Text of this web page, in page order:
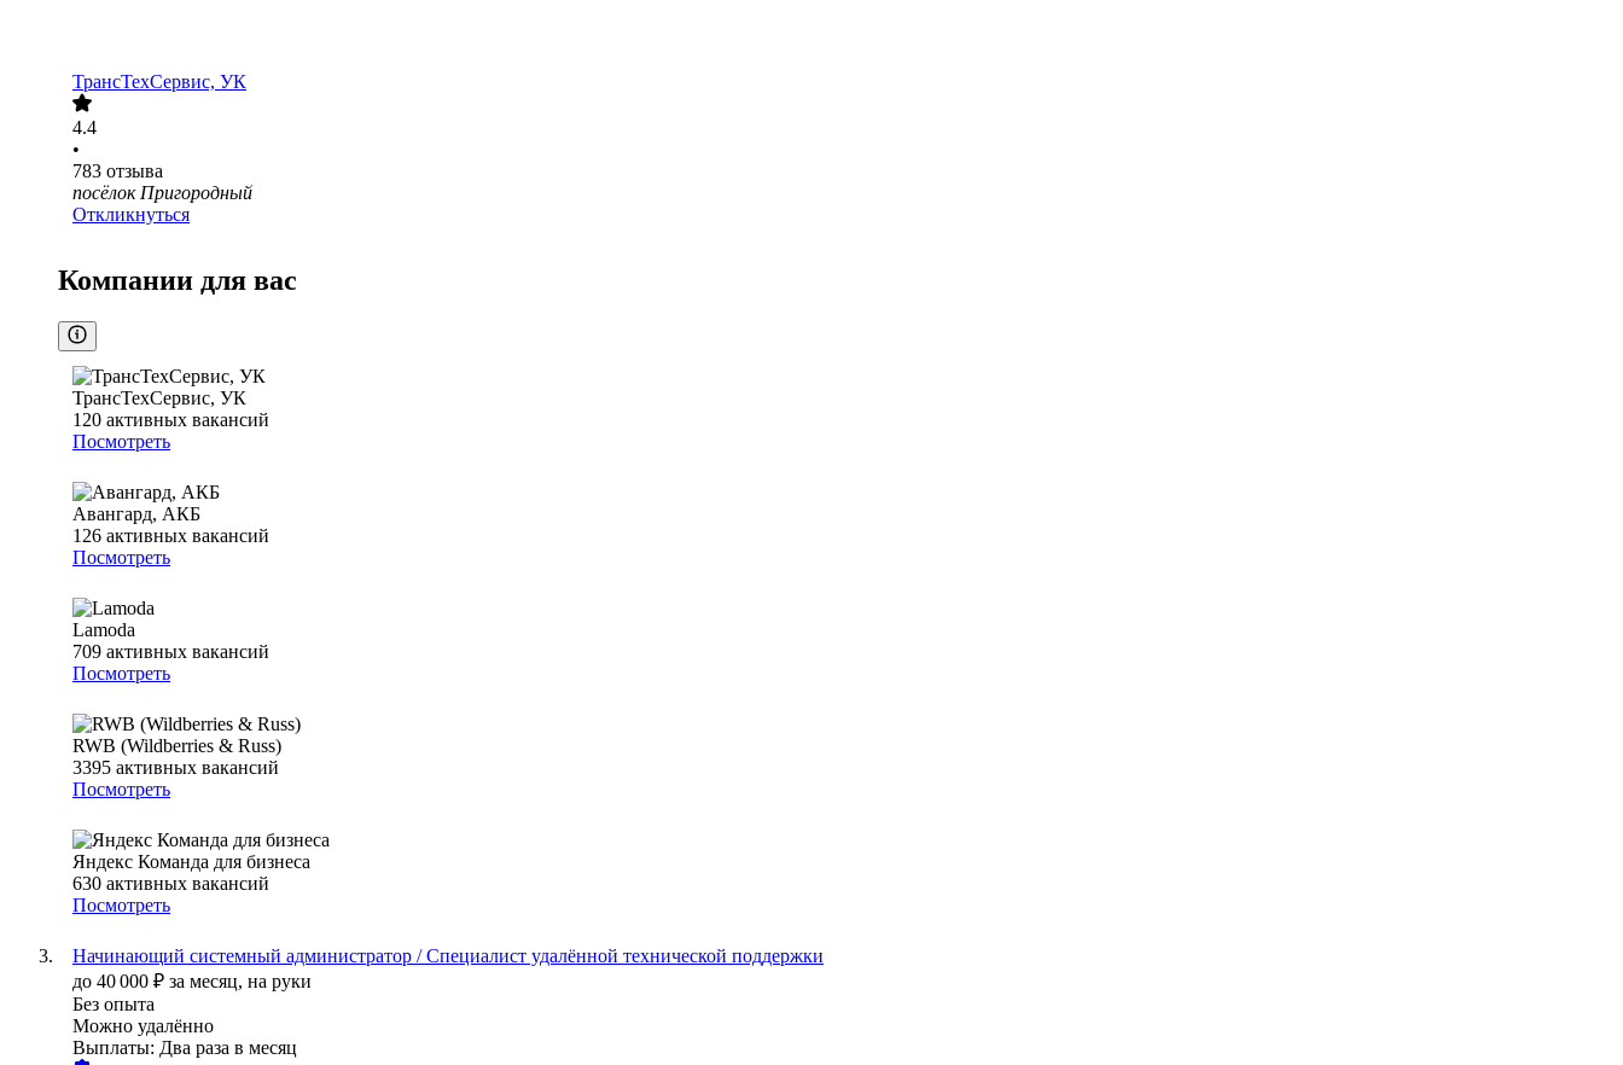
ТрансТехСервис, УК
4.4
•
783 отзыва
посёлок Пригородный
Откликнуться
Компании для вас
ТрансТехСервис, УК
120 активных вакансий
Посмотреть
Авангард, АКБ
126 активных вакансий
Посмотреть
Lamoda
709 активных вакансий
Посмотреть
RWB (Wildberries & Russ)
3395 активных вакансий
Посмотреть
Яндекс Команда для бизнеса
630 активных вакансий
Посмотреть
Начинающий системный администратор / Специалист удалённой технической поддержки
до 40 000 ₽ за месяц, на руки
Без опыта
Можно удалённо
Выплаты: Два раза в месяц